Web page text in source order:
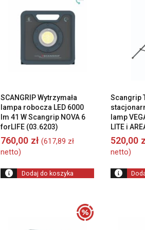
SCANGRIP Wytrzymała
lampa robocza LED 6000
lm 41 W Scangrip NOVA 6
forLIFE (03.6203)
760,00 zł (617,89 zł
netto)
Dodaj do koszyka
Scangrip
lamp
LITE i
520,00
netto)